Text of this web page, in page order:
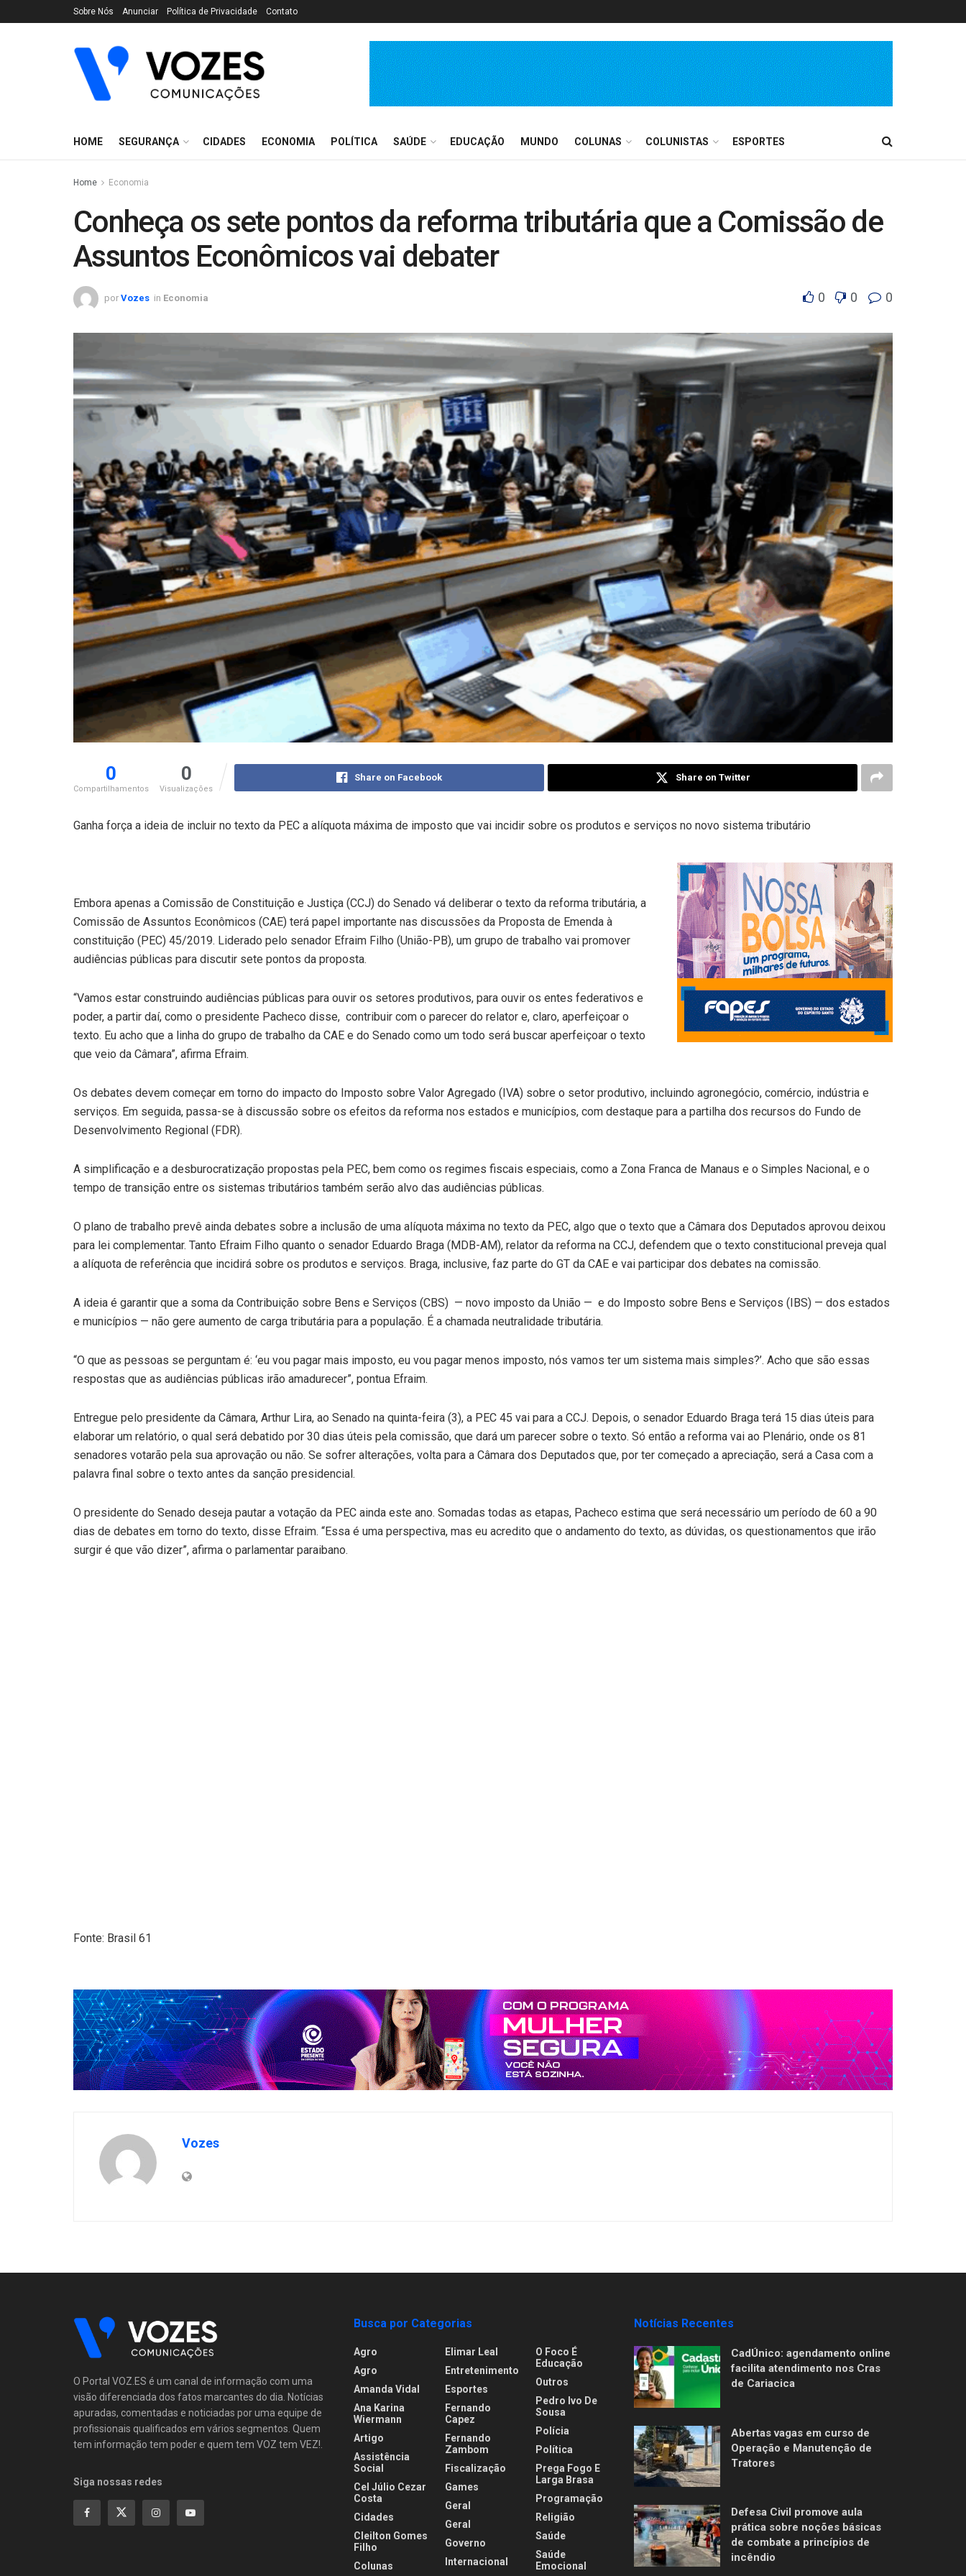
Sobre Nós Anunciar Política de Privacidade Contato
HOME SEGURANÇA CIDADES ECONOMIA POLÍTICA SAÚDE EDUCAÇÃO MUNDO COLUNAS COLUNISTAS ESPORTES
Home Economia
Conheça os sete pontos da reforma tributária que a Comissão de
Assuntos Econômicos vai debater
por Vozes in Economia 0 0 0
0
Compartilhamentos
0
Visualizações
Share on Facebook Share on Twitter
Ganha força a ideia de incluir no texto da PEC a alíquota máxima de imposto que vai incidir sobre os produtos e serviços no novo sistema tributário
Embora apenas a Comissão de Constituição e Justiça (CCJ) do Senado vá deliberar o texto da reforma tributária, a
Comissão de Assuntos Econômicos (CAE) terá papel importante nas discussões da Proposta de Emenda à
constituição (PEC) 45/2019. Liderado pelo senador Efraim Filho (União-PB), um grupo de trabalho vai promover
audiências públicas para discutir sete pontos da proposta.
“Vamos estar construindo audiências públicas para ouvir os setores produtivos, para ouvir os entes federativos e
poder, a partir daí, como o presidente Pacheco disse, contribuir com o parecer do relator e, claro, aperfeiçoar o
texto. Eu acho que a linha do grupo de trabalho da CAE e do Senado como um todo será buscar aperfeiçoar o texto
que veio da Câmara”, afirma Efraim.
Os debates devem começar em torno do impacto do Imposto sobre Valor Agregado (IVA) sobre o setor produtivo, incluindo agronegócio, comércio, indústria e
serviços. Em seguida, passa-se à discussão sobre os efeitos da reforma nos estados e municípios, com destaque para a partilha dos recursos do Fundo de
Desenvolvimento Regional (FDR).
A simplificação e a desburocratização propostas pela PEC, bem como os regimes fiscais especiais, como a Zona Franca de Manaus e o Simples Nacional, e o
tempo de transição entre os sistemas tributários também serão alvo das audiências públicas.
O plano de trabalho prevê ainda debates sobre a inclusão de uma alíquota máxima no texto da PEC, algo que o texto que a Câmara dos Deputados aprovou deixou
para lei complementar. Tanto Efraim Filho quanto o senador Eduardo Braga (MDB-AM), relator da reforma na CCJ, defendem que o texto constitucional preveja qual
a alíquota de referência que incidirá sobre os produtos e serviços. Braga, inclusive, faz parte do GT da CAE e vai participar dos debates na comissão.
A ideia é garantir que a soma da Contribuição sobre Bens e Serviços (CBS) — novo imposto da União — e do Imposto sobre Bens e Serviços (IBS) — dos estados
e municípios — não gere aumento de carga tributária para a população. É a chamada neutralidade tributária.
“O que as pessoas se perguntam é: ‘eu vou pagar mais imposto, eu vou pagar menos imposto, nós vamos ter um sistema mais simples?’. Acho que são essas
respostas que as audiências públicas irão amadurecer”, pontua Efraim.
Entregue pelo presidente da Câmara, Arthur Lira, ao Senado na quinta-feira (3), a PEC 45 vai para a CCJ. Depois, o senador Eduardo Braga terá 15 dias úteis para
elaborar um relatório, o qual será debatido por 30 dias úteis pela comissão, que dará um parecer sobre o texto. Só então a reforma vai ao Plenário, onde os 81
senadores votarão pela sua aprovação ou não. Se sofrer alterações, volta para a Câmara dos Deputados que, por ter começado a apreciação, será a Casa com a
palavra final sobre o texto antes da sanção presidencial.
O presidente do Senado deseja pautar a votação da PEC ainda este ano. Somadas todas as etapas, Pacheco estima que será necessário um período de 60 a 90
dias de debates em torno do texto, disse Efraim. “Essa é uma perspectiva, mas eu acredito que o andamento do texto, as dúvidas, os questionamentos que irão
surgir é que vão dizer”, afirma o parlamentar paraibano.
Fonte: Brasil 61
Vozes
O Portal VOZ.ES é um canal de informação com uma
visão diferenciada dos fatos marcantes do dia. Notícias
apuradas, comentadas e noticiadas por uma equipe de
profissionais qualificados em vários segmentos. Quem
tem informação tem poder e quem tem VOZ tem VEZ!.
Siga nossas redes
Busca por Categorias
Agro
Agro
Amanda Vidal
Ana Karina
Wiermann
Artigo
Assistência
Social
Cel Júlio Cezar
Costa
Cidades
Cleilton Gomes
Filho
Colunas
Elimar Leal
Entretenimento
Esportes
Fernando
Capez
Fernando
Zambom
Fiscalização
Games
Geral
Geral
Governo
Internacional
O Foco É
Educação
Outros
Pedro Ivo De
Sousa
Polícia
Política
Prega Fogo E
Larga Brasa
Programação
Religião
Saúde
Saúde
Emocional
Notícias Recentes
CadÚnico: agendamento online
facilita atendimento nos Cras
de Cariacica
Abertas vagas em curso de
Operação e Manutenção de
Tratores
Defesa Civil promove aula
prática sobre noções básicas
de combate a princípios de
incêndio